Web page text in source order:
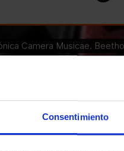
Consentimiento